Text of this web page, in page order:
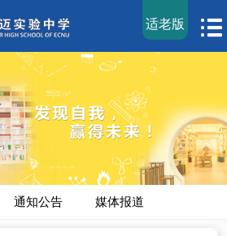
适老版
通知公告 媒体报道